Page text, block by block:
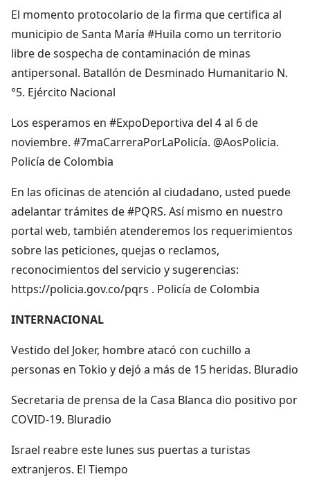
El momento protocolario de la firma que certifica al
municipio de Santa María #Huila como un territorio
libre de sospecha de contaminación de minas
antipersonal. Batallón de Desminado Humanitario N.
°5. Ejército Nacional
Los esperamos en #ExpoDeportiva del 4 al 6 de
noviembre. #7maCarreraPorLaPolicía. @AosPolicia.
Policía de Colombia
En las oficinas de atención al ciudadano, usted puede
adelantar trámites de #PQRS. Así mismo en nuestro
portal web, también atenderemos los requerimientos
sobre las peticiones, quejas o reclamos,
reconocimientos del servicio y sugerencias:
https://policia.gov.co/pqrs . Policía de Colombia
INTERNACIONAL
Vestido del Joker, hombre atacó con cuchillo a
personas en Tokio y dejó a más de 15 heridas. Bluradio
Secretaria de prensa de la Casa Blanca dio positivo por
COVID-19. Bluradio
Israel reabre este lunes sus puertas a turistas
extranjeros. El Tiempo